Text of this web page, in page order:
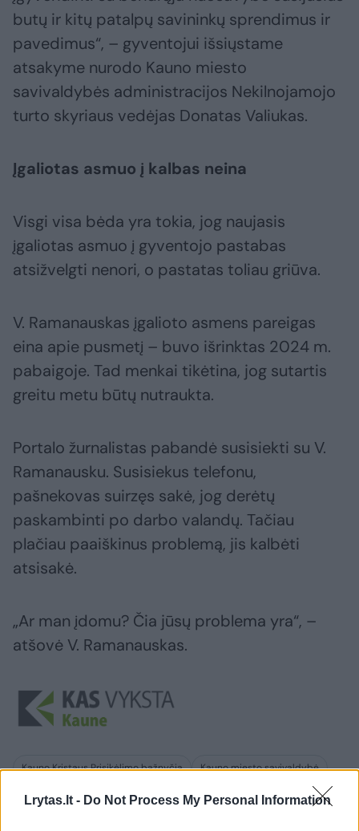
Lrytas.lt - Do Not Process My Personal Information
butų ir kitų patalpų savininkų sprendimus ir
pavedimus“, – gyventojui išsiųstame
atsakyme nurodo Kauno miesto
savivaldybės administracijos Nekilnojamojo
turto skyriaus vedėjas Donatas Valiukas.
Įgaliotas asmuo į kalbas neina
Visgi visa bėda yra tokia, jog naujasis
įgaliotas asmuo į gyventojo pastabas
atsižvelgti nenori, o pastatas toliau griūva.
V. Ramanauskas įgalioto asmens pareigas
eina apie pusmetį – buvo išrinktas 2024 m.
pabaigoje. Tad menkai tikėtina, jog sutartis
greitu metu būtų nutraukta.
Portalo žurnalistas pabandė susisiekti su V.
Ramanausku. Susisiekus telefonu,
pašnekovas suirzęs sakė, jog derėtų
paskambinti po darbo valandų. Tačiau
plačiau paaiškinus problemą, jis kalbėti
atsisakė.
„Ar man įdomu? Čia jūsų problema yra“, –
atšovė V. Ramanauskas.
Kauno Kristaus Prisikėlimo bažnyčia
Kauno miesto savivaldybė
Žaliakalnis
Rodyti daugiau žymių